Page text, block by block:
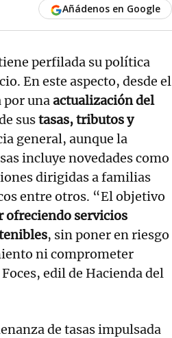
Añádenos en Google
perfilada su política
En este aspecto, desde el
por unaactualización del
sustasas, tributos y
general, aunque la
incluye novedades como
dirigidas a familias
entre otros. “El objetivo
ofreciendo servicios
, sin poner en riesgo
ni comprometer
edil de Hacienda del
de tasas impulsada